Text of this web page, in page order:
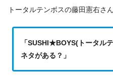
トータルテンボスの藤田憲右さん
「SUSHI★BOYS(トータル
ネタがある？」